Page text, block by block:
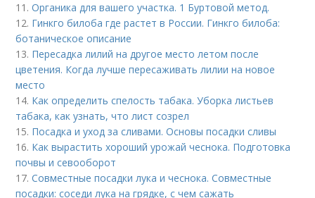
11.Органика для вашего участка. 1 Буртовой метод.
12. Гинкго билоба где растет в России. Гинкго билоба:
ботаническое описание
13. Пересадка лилий на другое место летом после
цветения. Когда лучше пересаживать лилии на новое
место
14. Как определить спелость табака. Уборка листьев
табака, как узнать, что лист созрел
15. Посадка и уход за сливами. Основы посадки сливы
16. Как вырастить хороший урожай чеснока. Подготовка
почвы и севооборот
17.Совместные посадки лука и чеснока. Совместные
посадки: соседи лука на грядке, с чем сажать